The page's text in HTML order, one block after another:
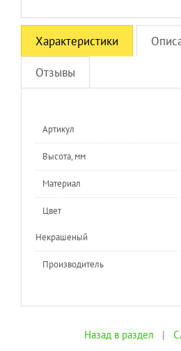
Характеристики
Отзывы
Артикул
Высота, мм
Материал
Цвет
Некрашеный
Производитель
Назад в раздел |